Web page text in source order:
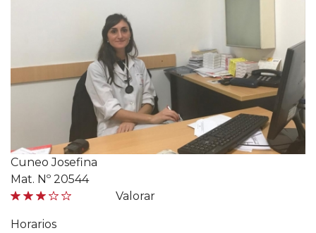
Cuneo Josefina
Mat. Nº 20544
Valorar
Horarios